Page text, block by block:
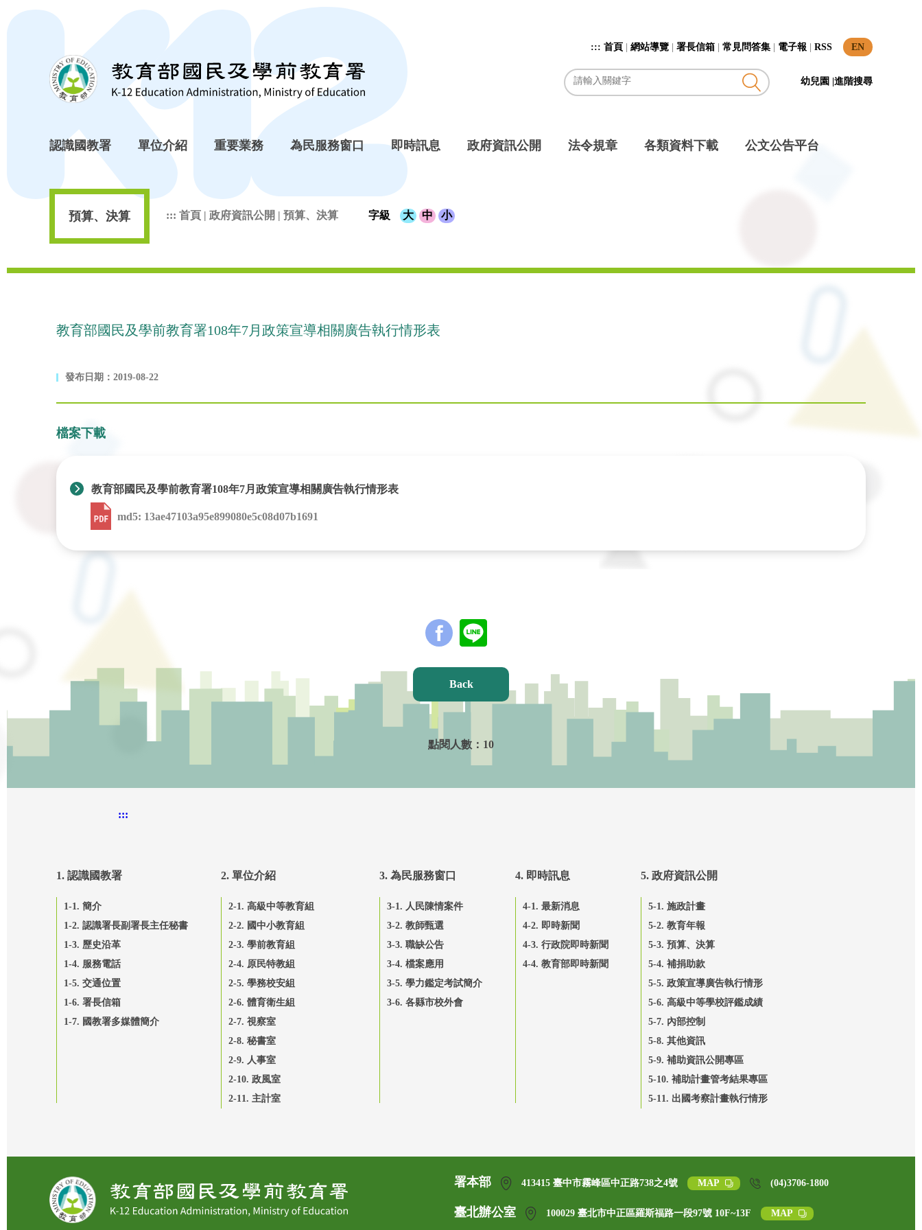
跳到主要內容區塊
::: 首頁 網站導覽 署長信箱 常見問答集 電子報 RSS EN
幼兒園 進階搜尋
認識國教署 單位介紹 重要業務 為民服務窗口 即時訊息 政府資訊公開 法令規章 各類資料下載 公文公告平台
預算、決算 ::: 首頁 | 政府資訊公開 | 預算、決算 字級 大 中 小
教育部國民及學前教育署108年7月政策宣導相關廣告執行情形表
發布日期：2019-08-22
檔案下載
教育部國民及學前教育署108年7月政策宣導相關廣告執行情形表
md5: 13ae47103a95e899080e5c08d07b1691
Back
點閱人數： 10
:::
1. 認識國教署
1-1. 簡介
1-2. 認識署長副署長主任秘書
1-3. 歷史沿革
1-4. 服務電話
1-5. 交通位置
1-6. 署長信箱
1-7. 國教署多媒體簡介
2. 單位介紹
2-1. 高級中等教育組
2-2. 國中小教育組
2-3. 學前教育組
2-4. 原民特教組
2-5. 學務校安組
2-6. 體育衛生組
2-7. 視察室
2-8. 秘書室
2-9. 人事室
2-10. 政風室
2-11. 主計室
3. 為民服務窗口
3-1. 人民陳情案件
3-2. 教師甄選
3-3. 職缺公告
3-4. 檔案應用
3-5. 學力鑑定考試簡介
3-6. 各縣市校外會
4. 即時訊息
4-1. 最新消息
4-2. 即時新聞
4-3. 行政院即時新聞
4-4. 教育部即時新聞
5. 政府資訊公開
5-1. 施政計畫
5-2. 教育年報
5-3. 預算、決算
5-4. 補捐助款
5-5. 政策宣導廣告執行情形
5-6. 高級中等學校評鑑成績
5-7. 內部控制
5-8. 其他資訊
5-9. 補助資訊公開專區
5-10. 補助計畫管考結果專區
5-11. 出國考察計畫執行情形
署本部 413415 臺中市霧峰區中正路738之4號 MAP (04)3706-1800
臺北辦公室 100029 臺北市中正區羅斯福路一段97號 10F~13F MAP